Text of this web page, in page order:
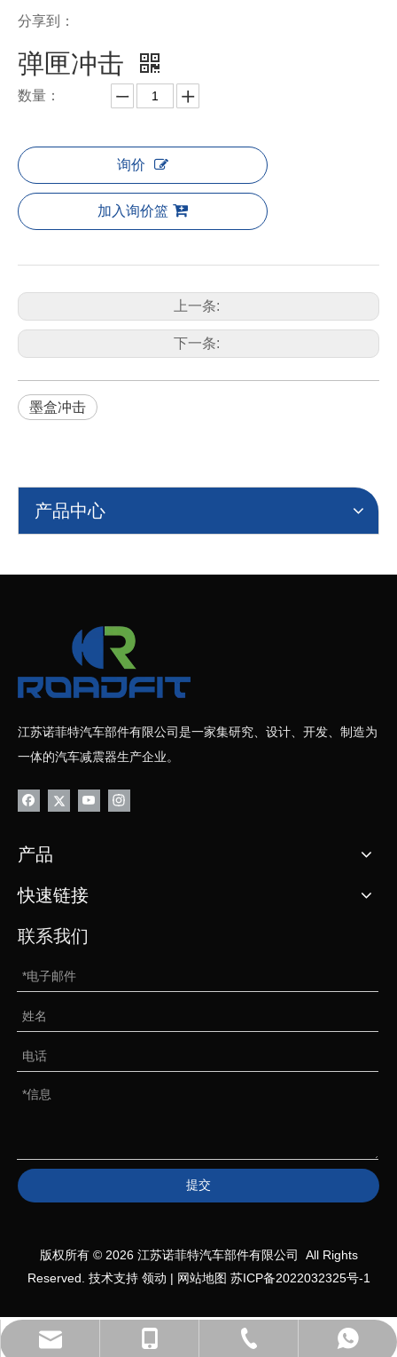
分享到：
弹匣冲击
数量：
询价
加入询价篮
上一条:
下一条:
墨盒冲击
产品中心
江苏诺菲特汽车部件有限公司是一家集研究、设计、开发、制造为
一体的汽车减震器生产企业。
产品
+86-19552036809
+86-527-80618558
+86-19552036809
快速链接
联系我们
提交
版权所有 © 2026江苏诺菲特汽车部件有限公司 All Rights
Reserved. 技术支持 领动 | 网站地图 苏ICP备2022032325号-1